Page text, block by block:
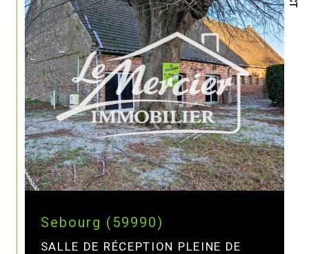
Sebourg (59990)
SALLE DE RÉCEPTION PLEINE DE